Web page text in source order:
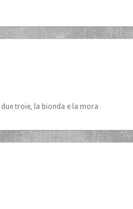
troie, la bionda e la mora